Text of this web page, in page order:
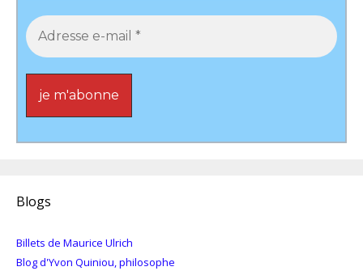
Blogs
Billets de Maurice Ulrich
Blog d'Yvon Quiniou, philosophe